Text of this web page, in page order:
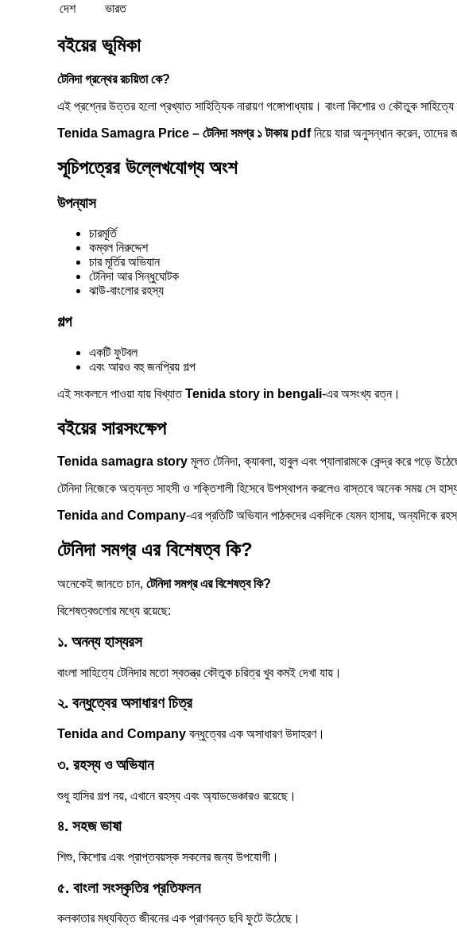
দেশ
ভারত
বইয়ের ভূমিকা
টেনিদা গ্রন্থের রচয়িতা কে?
এই প্রশ্নের উত্তর হলো প্রখ্যাত সাহিত্যিক নারায়ণ গঙ্গোপাধ্যায় । বাংলা কিশোর ও কৌতুক সাহিত্যে
Tenida Samagra Price – টেনিদা সমগ্র ১ টাকায় pdfনিয়ে যারা অনুসন্ধান করেন, তাদের
সূচিপত্রের উল্লেখযোগ্য অংশ
উপন্যাস
চারমূর্তি
কম্বল নিরুদ্দেশ
চার মূর্তির অভিযান
টেনিদা আর সিন্ধুঘোটক
ঝাউ-বাংলোর রহস্য
গল্প
একটি ফুটবল
এবং আরও বহু জনপ্রিয় গল্প
এই সংকলনে পাওয়া যায় বিখ্যাতTenida story in bengali-এর অসংখ্য রত্ন।
বইয়ের সারসংক্ষেপ
Tenida samagra story মূলত টেনিদা, ক্যাবলা, হাবুল এবং প্যালারামকে কেন্দ্র করে গড়ে
টেনিদা নিজেকে অত্যন্ত সাহসী ও শক্তিশালী হিসেবে উপস্থাপন করলেও বাস্তবে অনেক সময় সে
Tenida and Company-এর প্রতিটি অভিযান পাঠকদের একদিকে যেমন হাসায়, অন্যদিকে
টেনিদা সমগ্র এর বিশেষত্ব কি?
অনেকেই জানতে চান, টেনিদা সমগ্র এর বিশেষত্ব কি?
বিশেষত্বগুলোর মধ্যে রয়েছে:
১. অনন্য হাস্যরস
বাংলা সাহিত্যে টেনিদার মতো স্বতন্ত্র কৌতুক চরিত্র খুব কমই দেখা যায়।
২. বন্ধুত্বের অসাধারণ চিত্র
Tenida and Company বন্ধুত্বের এক অসাধারণ উদাহরণ।
৩. রহস্য ও অভিযান
শুধু হাসির গল্প নয়, এখানে রহস্য এবং অ্যাডভেঞ্চারও রয়েছে।
৪. সহজ ভাষা
শিশু, কিশোর এবং প্রাপ্তবয়স্ক সকলের জন্য উপযোগী।
৫. বাংলা সংস্কৃতির প্রতিফলন
কলকাতার মধ্যবিত্ত জীবনের এক প্রাণবন্ত ছবি ফুটে উঠেছে।